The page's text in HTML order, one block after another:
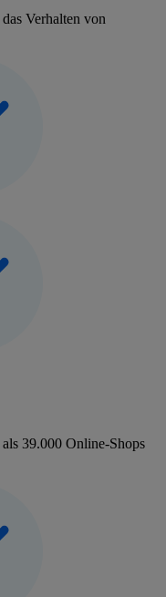
Verhalten von
39.000 Online-Shops